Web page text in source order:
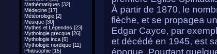
Mathématiques [32]
Médecine [17]
Météorologie [2]
Musique [30]
Mythes et Légendes [23]
Mythologie grecque [26]
Mythologie inca [6]
Mythologie nordique [11]
Philosophie [15]
À partir de 1870, le
flèche, et se propagea
Edgar Cayce, par
et décédé en 1945, est
époque. Pourtant